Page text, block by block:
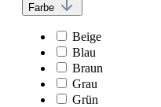
Farbe
Beige
Blau
Braun
Grau
Grün